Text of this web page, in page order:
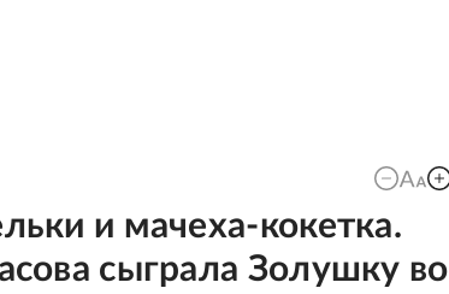
и мачеха-кокетка.
сыграла Золушку во